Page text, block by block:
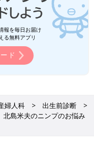
報を毎日お届け
る無料アプリ
ド
婦人科
出生前診断
島米夫のニンプのお悩み